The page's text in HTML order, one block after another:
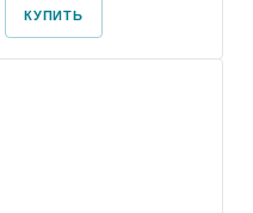
КУПИТЬ